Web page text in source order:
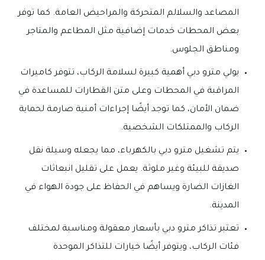
المصاعد والسلالم المتحركة والمراحيض العامة. كما توفر
بعض المحطات خدمات إضافية مثل المطاعم والمتاجر
ومناطق الجلوس.
يولي مترو دبي أهمية كبيرة لسلامة الركاب، تتوفر كاميرات
المراقبة في المحطات وعلى متن القطارات للمساعدة في
ضمان الأمان، كما توجد أيضًا إجراءات أمنية صارمة لحماية
الركاب والممتلكات الشخصية.
يتم تشغيل مترو دبي بالكهرباء، مما يجعله وسيلة نقل
صديقة للبيئة وغير ملوثة. يعمل على تقليل انبعاثات
الغازات الضارة ويساهم في الحفاظ على جودة الهواء في
المدينة.
تعتبر تذاكر مترو دبي بأسعار معقولة ومناسبة لمختلف
فئات الركاب، ويتوفر أيضًا خيارات للتذاكر الموحدة